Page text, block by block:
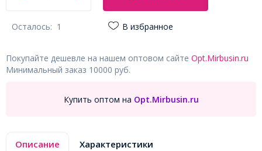
Осталось: 1 В избранное
Покупайте дешевле на нашем оптовом сайте Opt.Mirbusin.ru
Минимальный заказ 10000 руб.
Купить оптом на Opt.Mirbusin.ru
Описание Характеристики